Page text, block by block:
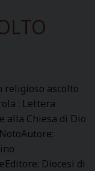
religioso ascolto
: Lettera
alla Chiesa di Dio
Diocesi di